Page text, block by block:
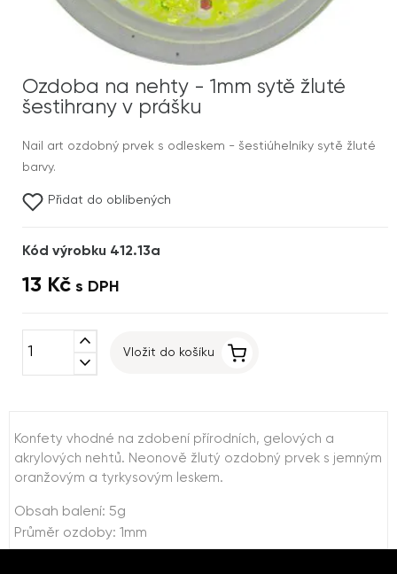
Ozdoba na nehty - 1mm sytě žluté
šestihrany v prášku
Nail art ozdobný prvek s odleskem - šestiúhelníky sytě žluté
barvy.
Přidat do oblíbených
Kód výrobku 412.13a
13 Kč s DPH
expand_less
expand_more
Vložit do košíku
Konfety vhodné na zdobení přírodních, gelových a
akrylových nehtů. Neonově žlutý ozdobný prvek s jemným
oranžovým a tyrkysovým leskem.
Obsah balení: 5g
Průměr ozdoby: 1mm